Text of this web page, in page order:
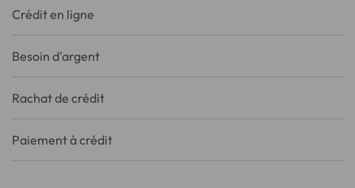
Crédit en ligne
Besoin d'argent
Rachat de crédit
Paiement à crédit